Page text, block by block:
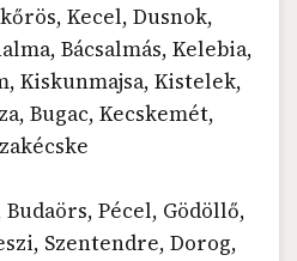
Kecel, Dusnok,
Bácsalmás, Kelebia,
Kiskunmajsa, Kistelek,
Bugac, Kecskemét,
Pécel, Gödöllő,
Szentendre, Dorog,